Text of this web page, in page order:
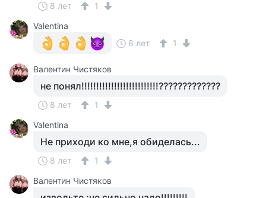
8 лет
1
Valentina
8 лет
1
Валентин Чистяков
не понял!!!!!!!!!!!!!!!!!!!!!!!!!!?????????????
8 лет
1
Valentina
Не приходи ко мне,я обиделась...
8 лет
1
Валентин Чистяков